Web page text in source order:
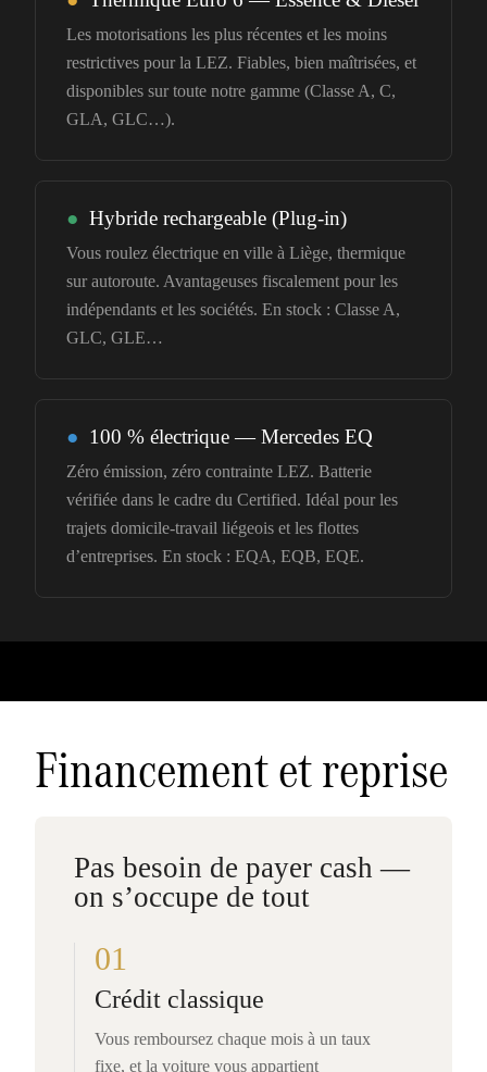
Les motorisations les plus récentes et les moins
restrictives pour la LEZ. Fiables, bien maîtrisées, et
disponibles sur toute notre gamme (Classe A, C,
GLA, GLC…).
● Hybride rechargeable (Plug-in)
Vous roulez électrique en ville à Liège, thermique
sur autoroute. Avantageuses fiscalement pour les
indépendants et les sociétés. En stock : Classe A,
GLC, GLE…
● 100 % électrique — Mercedes EQ
Zéro émission, zéro contrainte LEZ. Batterie
vérifiée dans le cadre du Certified. Idéal pour les
trajets domicile-travail liégeois et les flottes
d’entreprises. En stock : EQA, EQB, EQE.
Financement et reprise
Pas besoin de payer cash —
on s’occupe de tout
01
Crédit classique
Vous remboursez chaque mois à un taux
fixe, et la voiture vous appartient